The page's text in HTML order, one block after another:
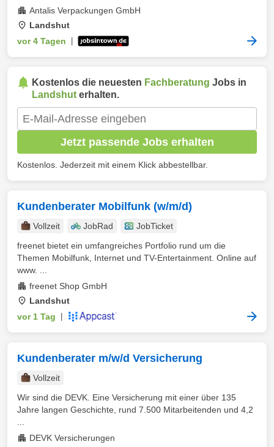
Antalis Verpackungen GmbH
Landshut
vor 4 Tagen
Kostenlos die neuesten Fachberatung Jobs in
Landshut erhalten.
Jetzt passende Jobs erhalten
Kostenlos. Jederzeit mit einem Klick abbestellbar.
Kundenberater Mobilfunk (w/m/d)
Vollzeit JobRad
JobTicket
freenet bietet ein umfangreiches Portfolio rund um die
Themen Mobilfunk, Internet und TV-Entertainment. Online auf
www. ...
freenet Shop GmbH
Landshut
vor 1 Tag
Kundenberater m/w/d Versicherung
Vollzeit
Wir sind die DEVK. Eine Versicherung mit einer über 135
Jahre langen Geschichte, rund 7.500 Mitarbeitenden und 4,2
DEVK Versicherungen